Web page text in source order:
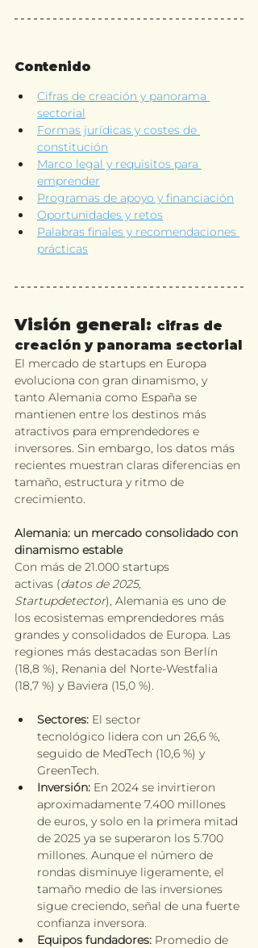
Contenido
Cifras de creación y panorama
sectorial
Formas jurídicas y costes de
constitución
Marco legal y requisitos para
emprender
Programas de apoyo y financiación
Oportunidades y retos
Palabras finales y recomendaciones
prácticas
Visión general: cifras de
creación y panorama sectorial
El mercado de startups en Europa
evoluciona con gran dinamismo, y
tanto Alemania como España se
mantienen entre los destinos más
atractivos para emprendedores e
inversores. Sin embargo, los datos más
recientes muestran claras diferencias en
tamaño, estructura y ritmo de
crecimiento.
Alemania: un mercado consolidado con
dinamismo estable
Con más de 21.000 startups
activas (datos de 2025,
Startupdetector), Alemania es uno de
los ecosistemas emprendedores más
grandes y consolidados de Europa. Las
regiones más destacadas son Berlín
(18,8 %), Renania del Norte-Westfalia
(18,7 %) y Baviera (15,0 %).
Sectores: El sector
tecnológico lidera con un 26,6 %,
seguido de MedTech (10,6 %) y
GreenTech.
Inversión: En 2024 se invirtieron
aproximadamente 7.400 millones
de euros, y solo en la primera mitad
de 2025 ya se superaron los 5.700
millones. Aunque el número de
rondas disminuye ligeramente, el
tamaño medio de las inversiones
sigue creciendo, señal de una fuerte
confianza inversora.
Equipos fundadores: Promedio de